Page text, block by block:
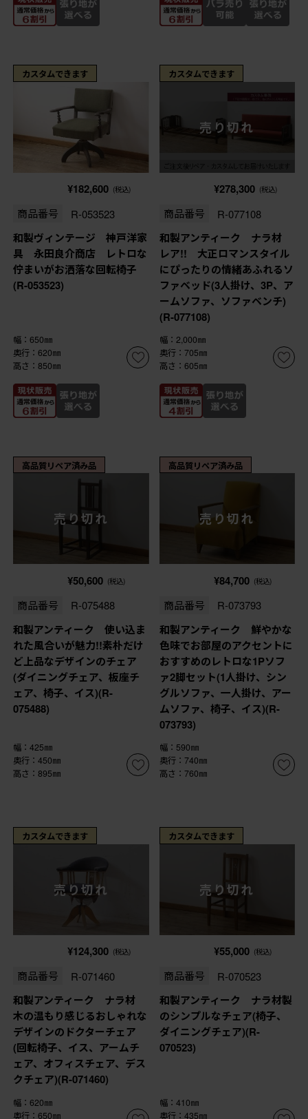
カスタムできます
¥182,600 (税込)
商品番号 R-053523
和製ヴィンテージ 神戸洋家
具 永田良介商店 レトロな
佇まいがお洒落な回転椅子
(R-053523)
幅：650㎜
奥行：620㎜
高さ：850㎜
カスタムできます
売り切れ
¥278,300 (税込)
商品番号 R-077108
和製アンティーク ナラ材
レア!! 大正ロマンスタイル
にぴったりの情緒あふれるソ
ファベッド(3人掛け、3P、ア
ームソファ、ソファベンチ)
(R-077108)
幅：2,000㎜
奥行：705㎜
高さ：605㎜
高品質リペア済み品
売り切れ
¥50,600 (税込)
商品番号 R-075488
和製アンティーク 使い込ま
れた風合いが魅力!!素朴だけ
ど上品なデザインのチェア
(ダイニングチェア、板座チ
ェア、椅子、イス)(R-
075488)
幅：425㎜
奥行：450㎜
高さ：895㎜
高品質リペア済み品
売り切れ
¥84,700 (税込)
商品番号 R-073793
和製アンティーク 鮮やかな
色味でお部屋のアクセントに
おすすめのレトロな1Pソフ
ァ2脚セット(1人掛け、シン
グルソファ、一人掛け、アー
ムソファ、椅子、イス)(R-
073793)
幅：590㎜
奥行：740㎜
高さ：760㎜
カスタムできます
売り切れ
¥124,300 (税込)
商品番号 R-071460
和製アンティーク ナラ材
木の温もり感じるおしゃれな
デザインのドクターチェア
(回転椅子、イス、アームチ
ェア、オフィスチェア、デス
クチェア)(R-071460)
幅：620㎜
奥行：650㎜
カスタムできます
売り切れ
¥55,000 (税込)
商品番号 R-070523
和製アンティーク ナラ材製
のシンプルなチェア(椅子、
ダイニングチェア)(R-
070523)
幅：410㎜
奥行：435㎜